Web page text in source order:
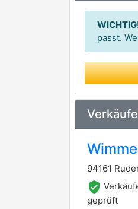
passt.
94161
verified_user
geprüft